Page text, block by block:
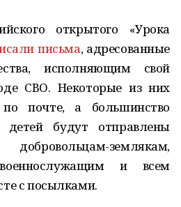
открытого «Урока
письма, адресованные
исполняющим свой
СВО. Некоторые из них
почте, а большинство
будут отправлены
землякам,
и всем
с посылками.